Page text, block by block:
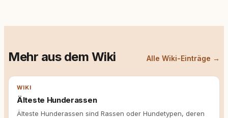
Mehr aus dem Wiki Alle Wiki-Einträge →
WIKI
Älteste Hunderassen
Älteste Hunderassen sind Rassen oder Hundetypen, deren